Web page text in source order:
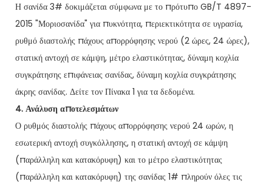
Η σανίδα 3# δοκιμάζεται σύμφωνα με το πρότυπο GB/T 4897-
2015 "Μοριοσανίδα" για πυκνότητα, περιεκτικότητα σε υγρασία,
ρυθμό διαστολής πάχους απορρόφησης νερού (2 ώρες, 24 ώρες),
στατική αντοχή σε κάμψη, μέτρο ελαστικότητας, δύναμη κοχλία
συγκράτησης επιφάνειας σανίδας, δύναμη κοχλία συγκράτησης
άκρης σανίδας. Δείτε τον Πίνακα 1 για τα δεδομένα.
4. Ανάλυση αποτελεσμάτων
Ο ρυθμός διαστολής πάχους απορρόφησης νερού 24 ωρών, η
εσωτερική αντοχή συγκόλλησης, η στατική αντοχή σε κάμψη
(παράλληλη και κατακόρυφη) και το μέτρο ελαστικότητας
(παράλληλη και κατακόρυφη) της σανίδας 1# πληρούν όλες τις